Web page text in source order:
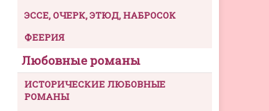
ЭССЕ, ОЧЕРК, ЭТЮД, НАБРОСОК
ФЕЕРИЯ
Любовные романы
ИСТОРИЧЕСКИЕ ЛЮБОВНЫЕ
РОМАНЫ